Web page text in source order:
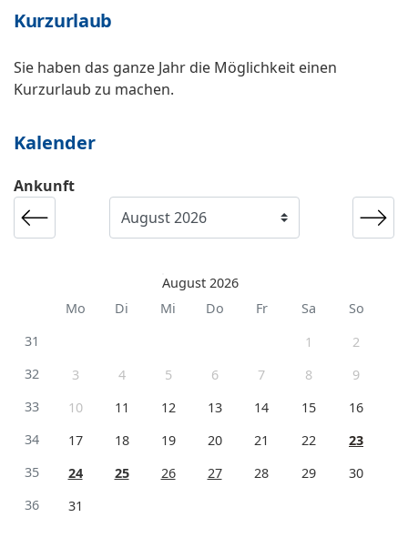
Kurzurlaub
Sie haben das ganze Jahr die Möglichkeit einen
Kurzurlaub zu machen.
Kalender
Ankunft
August 2026
Mo
Di Mi Do Fr Sa
So
31
1
2
32
3 4 5 6 7 8
9
33
10 11 12 13 14 15
16
34
17 18 19 20 21 22
23
35
24 25 26 27 28 29
30
36
31